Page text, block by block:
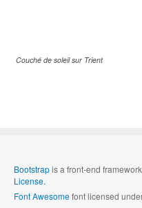
Couché de soleil sur Trient
Bootstrapis a front-end
License.
Font Awesomefont licensed